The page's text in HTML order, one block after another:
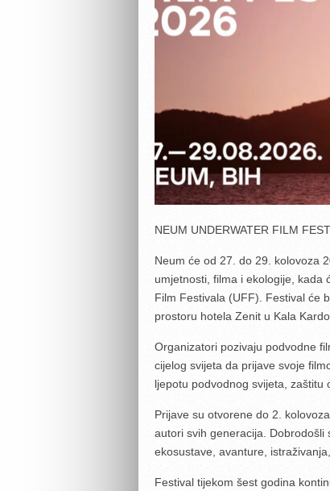
NEUM UNDERWATER FILM
Neum će od 27. do 29. kolovoza
umjetnosti, filma i ekologije, kada
Film Festivala (UFF). Festival će
prostoru hotela Zenit u Kala
Organizatori pozivaju podvodne
cijelog svijeta da prijave svoje
ljepotu podvodnog svijeta, zaštitu
Prijave su otvorene do 2.
autori svih generacija.
ekosustave, avanture,
Festival tijekom šest godina